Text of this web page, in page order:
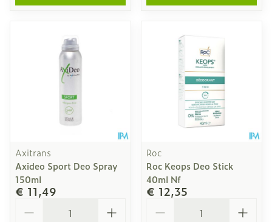
Axitrans
Axideo Sport Deo Spray
150ml
€ 11,49
Roc
Roc Keops Deo Stick
40ml Nf
€ 12,35